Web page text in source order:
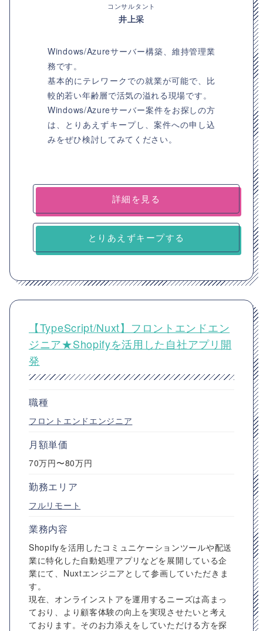
コンサルタント
井上采
Windows/Azureサーバー構築、維持管理業
務です。
基本的にテレワークでの就業が可能で、比
較的若い年齢層で活気の溢れる現場です。
Windows/Azureサーバー案件をお探しの方
は、とりあえずキープし、案件への申し込
みをぜひ検討してみてください。
詳細を見る
とりあえずキープする
【TypeScript/Nuxt】フロントエンドエン
ジニア★Shopifyを活用した自社アプリ開
発
職種
フロントエンドエンジニア
月額単価
70万円〜80万円
勤務エリア
フルリモート
業務内容
Shopifyを活用したコミュニケーションツールや配送
業に特化した自動処理アプリなどを展開している企
業にて、Nuxtエンジニアとして参画していただきま
す。
現在、オンラインストアを運用するニーズは高まっ
ており、より顧客体験の向上を実現させたいと考え
ております。そのお力添えをしていただける方を探